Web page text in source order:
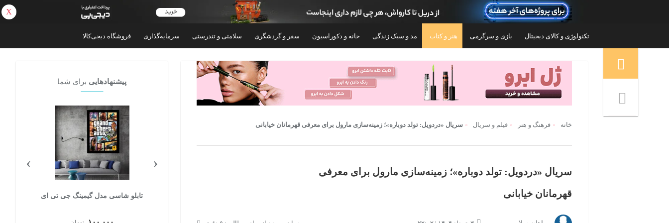
تکنولوژی و کالای دیجیتال بازی و سرگرمی هنر و کتاب مد و سبک زندگی خانه و دکوراسیون سفر و گردشگری سلامتی و تندرستی سرمایه‌گذاری فروشگاه دیجی‌کالا
منوی ناوبری خرده نان
خانه فرهنگ و هنر فیلم و سریال سریال «دردویل: تولد دوباره»؛ زمینه‌سازی مارول برای معرفی قهرمانان خیابانی
سریال «دردویل: تولد دوباره»؛ زمینه‌سازی مارول برای معرفی
قهرمانان خیابانی
پیشنهادهایی برای شما
تابلو شاسی مدل گیمینگ سامورایی کد 21 تابلو شاسی 4تکه طرح بازی مدل game decor
‹
›
X